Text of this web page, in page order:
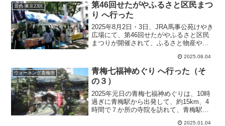
景色-東京23区
第46回せたがやふるさと区民まつ
り へ行った
2025年8月2日・3日、JRA馬事公苑けやき
広場にて、第46回せたがやふるさと区民
まつりが開催されて、ふるさと物産や地
ーなどに多くの家族連れや区民が訪れて
大いに賑わった。
2025.08.04
ウォーキング青梅市
青梅七福神めぐり へ行った（そ
の３）
2025年元日の青梅七福神めぐりは、10時
過ぎに青梅駅から出発して、約15km、4
時間で７か所の寺院を訪れて、青梅駅へ
2025.01.04